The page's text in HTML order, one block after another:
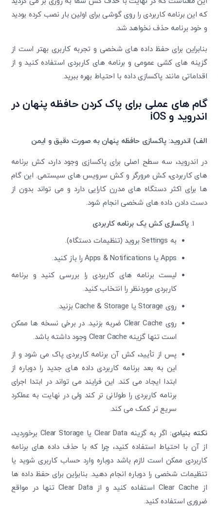
که این برنامه کاربردی را روی گوشی برای اولین بار نصب کرده بودید
و خود برنامه حذف نخواهد شد.
بنابراین برای حفظ داده‌ های شخصی و تجربه کاربری بهتر است از
گزینه ‌های کشی عمومی و برنامه های کاربردی استفاده کنید و از
اقداماتی مانند پاکسازی داده با احتیاط بهره ببرید.
گام‌ های عملی برای پاک کردن حافظه پنهان در
اندروید وiOS
الف) اندروید: پاکسازی حافظه پنهان به صورت دقیق و ایمن
در اندروید، سه سطح اصلی برای پاکسازی وجود دارد، کش برنامه
های کاربردی، کش مرورگر و کش سرویس‌ های سیستمی. این گام‌
ها برای اکثر دستگاه ‌های مدرن کارایی دارد و می ‌تواند بدون از
دست دادن داده ‌های شخصی انجام شود.
پاکسازی کش یک برنامه کاربردی
به Settings بروید (تنظیمات دستگاه).
Apps یا Apps & Notifications را باز کنید.
لیست برنامه های کاربردی را بررسی کنید و برنامه
کاربردی موردنظر را انتخاب کنید.
روی Storage یا Cache & Storage
بزنید.
روی Clear Cache ضربه بزنید. در برخی نسخه‌ ها ممکن
است تنها گزینه Clear Cache وجود داشته باشد.
پس از تأیید، کش آن برنامه کاربردی پاک می ‌شود و از
این به بعد برنامه کاربردی داده ‌های جدید را دوباره از
ابتدا ایجاد می ‌کند. این فرایند می ‌تواند در ابتدا اجرای
برنامه کاربردی را طولانی ‌تر کند ولی در نهایت به عملکرد
سریع ‌تر کمک می ‌کند.
نکته بنیادی:
اگر به گزینه Clear Data یا Clear Storage برخوردید،
از آن با احتیاط استفاده کنید، چرا که با حذف داده ‌های برنامه
کاربردی ممکن است لازم باشد دوباره وارد حساب کاربری شوید یا
تنظیمات شخصی را دوباره انجام دهید. بنابراین برای حفظ داده ‌ها
از Clear Cache استفاده کنید و از Clear Data تنها در مواقع
ضروری استفاده کنید.